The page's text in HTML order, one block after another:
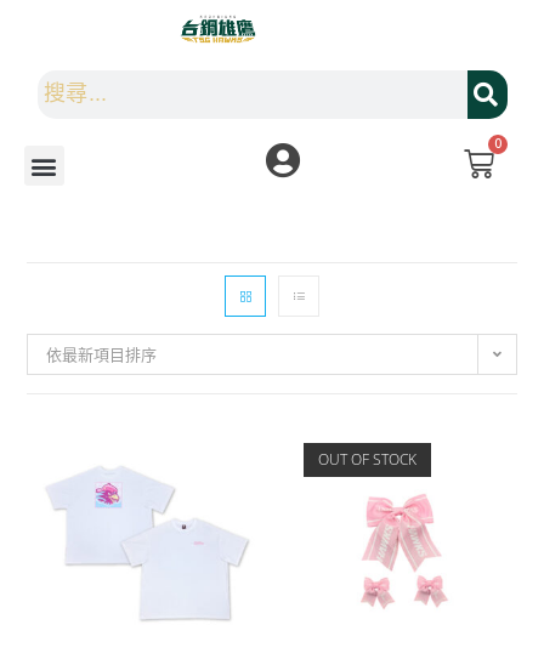
0
依最新項目排序
OUT OF STOCK